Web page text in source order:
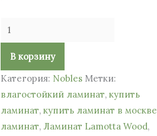
В корзину
Категория: Nobles Метки:
влагостойкий ламинат, купить
ламинат, купить ламинат в москве
ламинат, Ламинат Lamotta Wood,